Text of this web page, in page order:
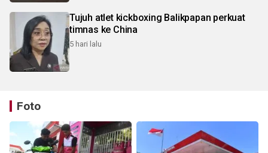
Tujuh atlet kickboxing Balikpapan perkuat
timnas ke China
5 hari lalu
Foto